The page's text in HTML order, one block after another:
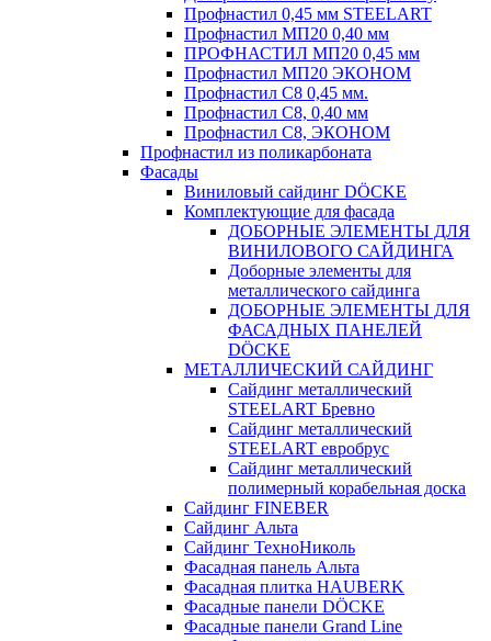
Профнастил 0,45 мм STEELART
Профнастил МП20 0,40 мм
ПРОФНАСТИЛ МП20 0,45 мм
Профнастил МП20 ЭКОНОМ
Профнастил С8 0,45 мм.
Профнастил С8, 0,40 мм
Профнастил С8, ЭКОНОМ
Профнастил из поликарбоната
Фасады
Виниловый сайдинг DÖCKE
Комплектующие для фасада
ДОБОРНЫЕ ЭЛЕМЕНТЫ ДЛЯ
ВИНИЛОВОГО САЙДИНГА
Доборные элементы для
металлического сайдинга
ДОБОРНЫЕ ЭЛЕМЕНТЫ ДЛЯ
ФАСАДНЫХ ПАНЕЛЕЙ
DÖCKE
МЕТАЛЛИЧЕСКИЙ САЙДИНГ
Сайдинг металлический
STEELART Бревно
Сайдинг металлический
STEELART евробрус
Сайдинг металлический
полимерный корабельная доска
Сайдинг FINEBER
Сайдинг Альта
Сайдинг ТехноНиколь
Фасадная панель Альта
Фасадная плитка HAUBERK
Фасадные панели DÖCKE
Фасадные панели Grand Line